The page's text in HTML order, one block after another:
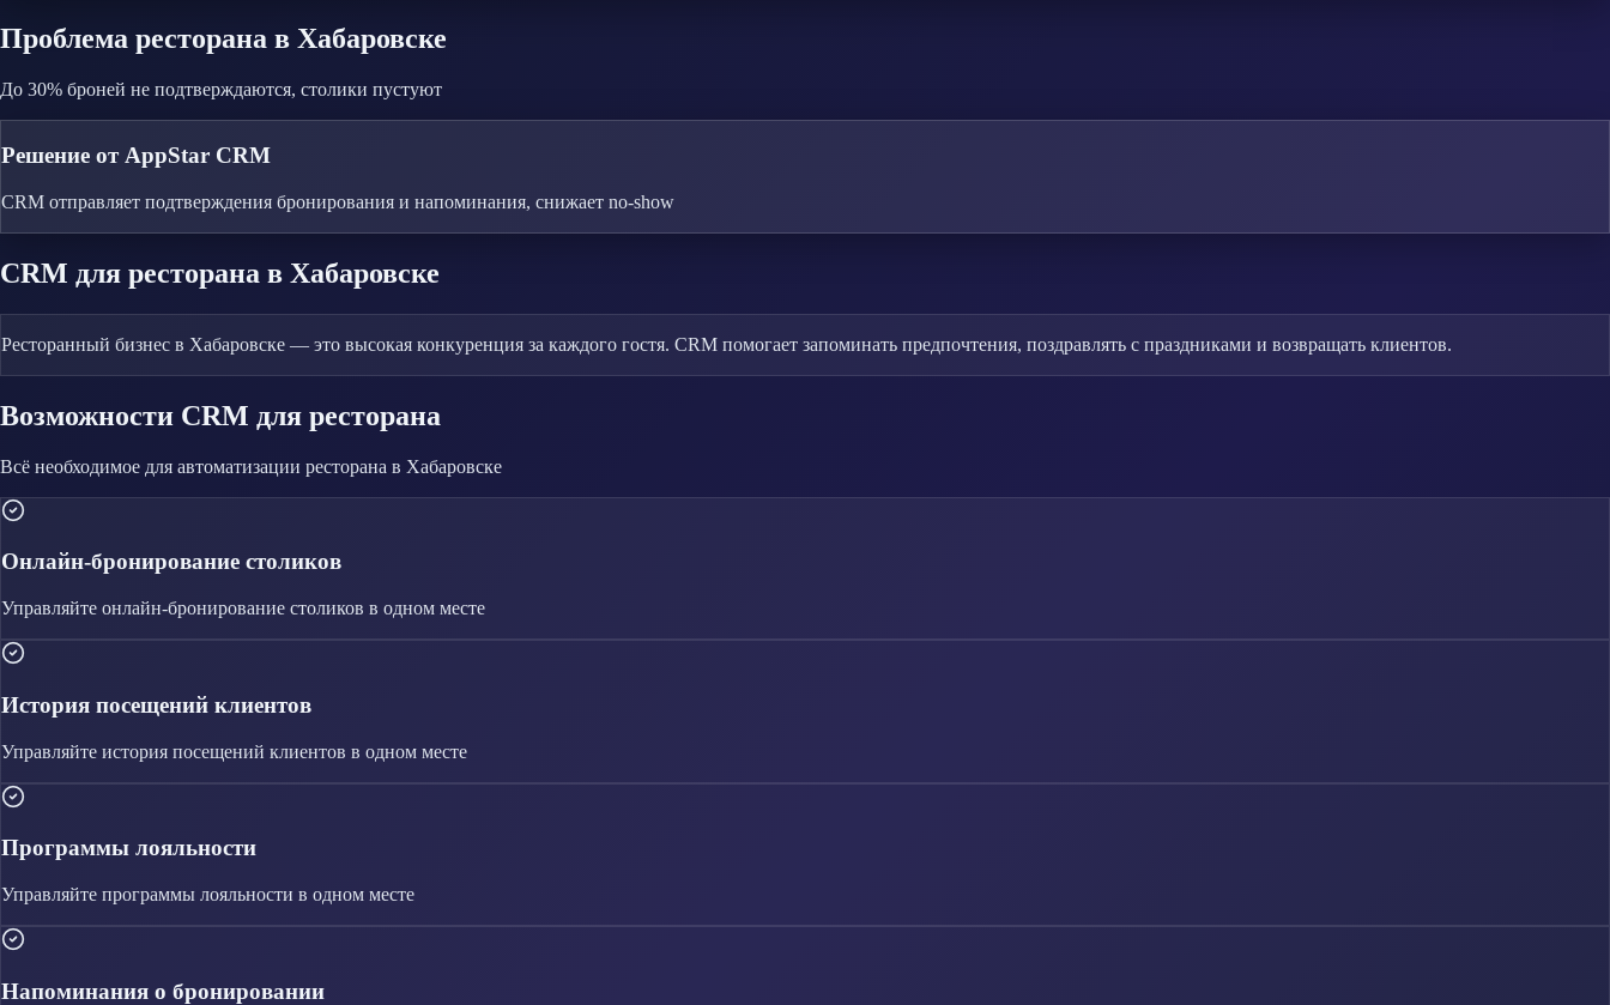
Проблема ресторана в Хабаровске
До 30% броней не подтверждаются, столики пустуют
Решение от AppStar CRM
CRM отправляет подтверждения бронирования и напоминания, снижает no-show
CRM для ресторана в Хабаровске
Ресторанный бизнес в Хабаровске — это высокая конкуренция за каждого гостя. CRM помогает запоминать предпочтения, поздравлять с праздниками и возвращать клиентов.
Возможности CRM для ресторана
Всё необходимое для автоматизации ресторана в Хабаровске
Онлайн-бронирование столиков
Управляйте онлайн-бронирование столиков в одном месте
История посещений клиентов
Управляйте история посещений клиентов в одном месте
Программы лояльности
Управляйте программы лояльности в одном месте
Напоминания о бронировании